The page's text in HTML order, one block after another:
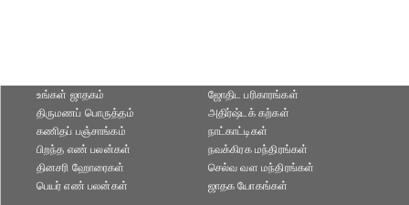
உங்கள் ஜாதகம்
திருமணப் பொருத்தம்
கணிதப் பஞ்சாங்கம்
ஜோதிட ப‌ரிகார‌ங்க‌ள்
அதிர்ஷ்டக் கற்கள்
நாட்காட்டிகள்
பிறந்த எண் பலன்கள்
தினசரி ஹோரைகள்
பெயர் எண் பலன்கள்
நவக்கிரக மந்திரங்கள்
செல்வ வள மந்திரங்கள்
ஜாதக யோகங்கள்